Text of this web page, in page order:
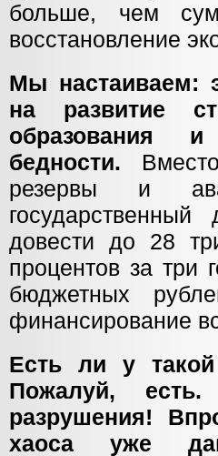
больше, чем
восстановление
Мы настаиваем:
на развитие
образования
бедности.
резервы и
довести до 28
процентов за три
бюджетных
финансирование
Есть ли у такой
Пожалуй,
разрушения!
хаоса уже